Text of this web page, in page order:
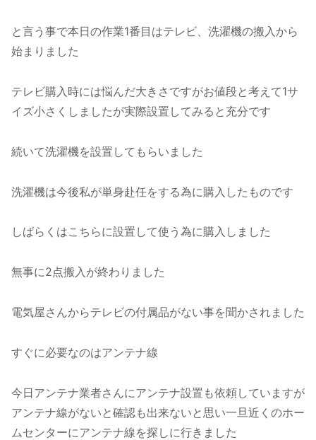
と言う事で本日の作業1番目はテレビ、洗濯機の搬入から
始まりました
テレビ購入時には悩んだ大きさですがお値段と考えて1サ
イズ小さくしましたが実際設置してみると充分です
続いて洗濯機を設置してもらいました
洗濯機は今後私が単身赴任をする為に購入したものです
しばらくはこちらに設置して使う為に購入しました
無事に2点搬入が終わりました
電気屋さんからテレビの付属品がない事を聞かされました
すぐに必要なのはアンテナ線
今日アンテナ業者さんにアンテナ設置も依頼していますが
アンテナ線がないと確認も出来ないと思い一旦近くのホー
ムセンターにアンテナ線を探しに行きました